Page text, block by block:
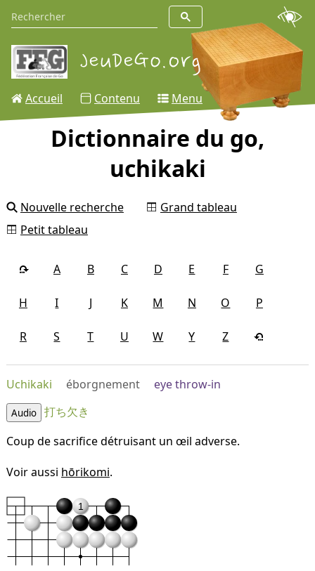
Accueil Contenu Menu
Dictionnaire du go,
uchikaki
Nouvelle recherche
Grand tableau
Petit tableau
A B C D E F G
H I J K M N O P
R S T U W Y Z
Uchikaki éborgnement eye throw-in
Audio
打ち欠き
Coup de sacrifice détruisant un œil adverse.
Voir aussi hōrikomi.
1